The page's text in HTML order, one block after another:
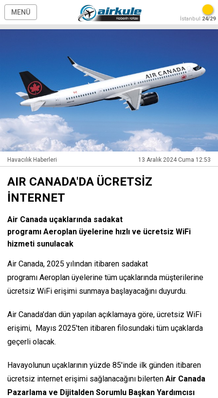
MENÜ
İstanbul 24/29
Havacılık Haberleri 13 Aralık 2024 Cuma 12:53
AIR CANADA'DA ÜCRETSİZ
İNTERNET
Air Canada uçaklarında sadakat
programı Aeroplan üyelerine hızlı ve ücretsiz WiFi
hizmeti sunulacak
Air Canada, 2025 yılından itibaren sadakat
programı Aeroplan üyelerine tüm uçaklarında müşterilerine
ücretsiz WiFi erişimi sunmaya başlayacağını duyurdu.
Air Canada'dan dün yapılan açıklamaya göre, ücretsiz WiFi
erişimi, Mayıs 2025'ten itibaren filosundaki tüm uçaklarda
geçerli olacak.
Havayolunun uçaklarının yüzde 85'inde ilk günden itibaren
ücretsiz internet erişimi sağlanacağını bilerten Air Canada
Pazarlama ve Dijitalden Sorumlu Başkan Yardımcısı